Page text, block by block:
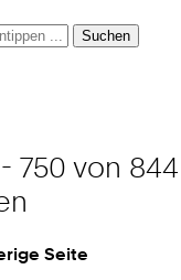
750 von 844
Seite